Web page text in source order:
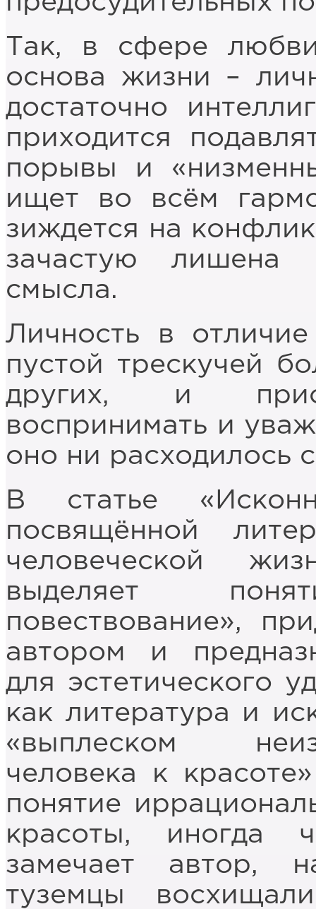
Так, в сфере
основа жизни –
достаточно
приходится
порывы и
ищет во всём
зиждется на
зачастую лишена
смысла.
Личность в
пустой трескучей
других, и
воспринимать и
оно ни расходилось
В статье
посвящённой
человеческой
выделяет
повествование»,
автором и
для эстетического
как литература и
«выплеском
человека к
понятие
красоты, иногда
замечает автор,
туземцы